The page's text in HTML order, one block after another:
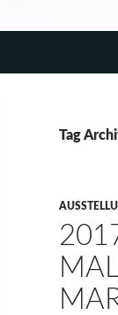
Tag